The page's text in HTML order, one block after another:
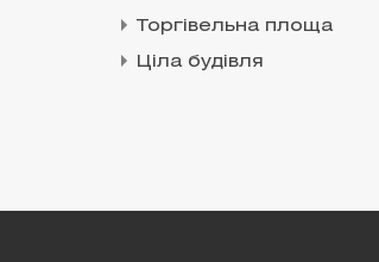
Торгівельна площа
Ціла будівля